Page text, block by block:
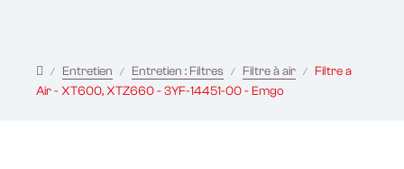
Entretien Entretien : Filtres Filtre à air
Filtre a
Air - XT600, XTZ660 - 3YF-14451-00 - Emgo